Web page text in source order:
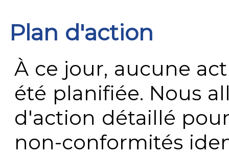
Plan d'action
À ce jour, aucune
été planifiée. Nous
d'action détaillé
non-conformités